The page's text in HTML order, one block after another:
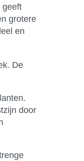
geeft
grotere
en
De
door